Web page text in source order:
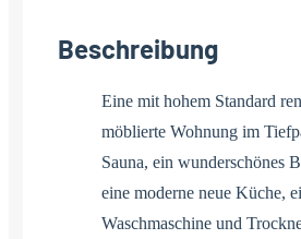
Beschreibung
Eine mit hohem Standard
möblierte Wohnung im
Sauna, ein wunderschönes
eine moderne neue Küche,
Waschmaschine und